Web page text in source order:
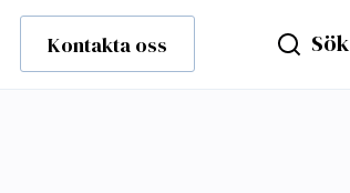
Kontakta oss Sök